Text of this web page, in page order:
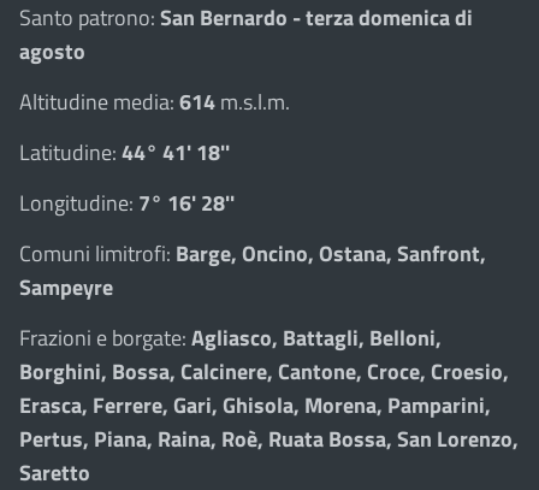
Santo patrono:San Bernardo - terza domenica di
agosto
Altitudine media:614m.s.l.m.
Latitudine:44° 41' 18''
Longitudine: 7° 16' 28''
Comuni limitrofi: Barge, Oncino, Ostana, Sanfront,
Sampeyre
Frazioni e borgate:Agliasco, Battagli, Belloni,
Borghini, Bossa, Calcinere, Cantone, Croce, Croesio,
Erasca, Ferrere, Gari, Ghisola, Morena, Pamparini,
Pertus, Piana, Raina, Roè, Ruata Bossa, San Lorenzo,
Saretto